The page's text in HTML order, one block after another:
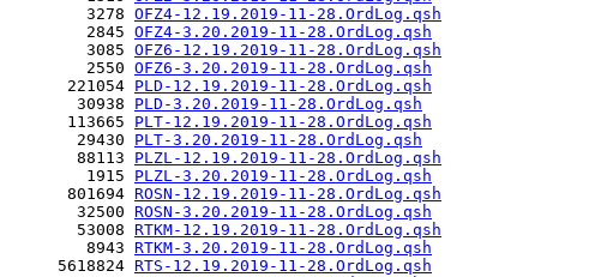
        3278
OFZ4-12.19.2019-11-28.OrdLog.qsh
        2845
OFZ4-3.20.2019-11-28.OrdLog.qsh
        3085
OFZ6-12.19.2019-11-28.OrdLog.qsh
        2550
OFZ6-3.20.2019-11-28.OrdLog.qsh
      221054
PLD-12.19.2019-11-28.OrdLog.qsh
       30938
PLD-3.20.2019-11-28.OrdLog.qsh
      113665
PLT-12.19.2019-11-28.OrdLog.qsh
       29430
PLT-3.20.2019-11-28.OrdLog.qsh
       88113
PLZL-12.19.2019-11-28.OrdLog.qsh
        1915
PLZL-3.20.2019-11-28.OrdLog.qsh
      801694
ROSN-12.19.2019-11-28.OrdLog.qsh
       32500
ROSN-3.20.2019-11-28.OrdLog.qsh
       53008
RTKM-12.19.2019-11-28.OrdLog.qsh
        8943
RTKM-3.20.2019-11-28.OrdLog.qsh
     5618824
RTS-12.19.2019-11-28.OrdLog.qsh